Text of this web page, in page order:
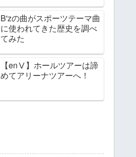
B'zの曲がスポーツテーマ曲
に使われてきた歴史を調べ
てみた
【enⅤ】ホールツアーは諦
めてアリーナツアーへ！